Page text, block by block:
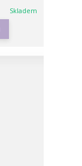
Skladem